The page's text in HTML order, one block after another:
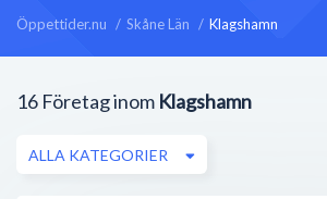
Öppettider.nu Skåne Län Klagshamn
16 Företag inom Klagshamn
ALLA KATEGORIER